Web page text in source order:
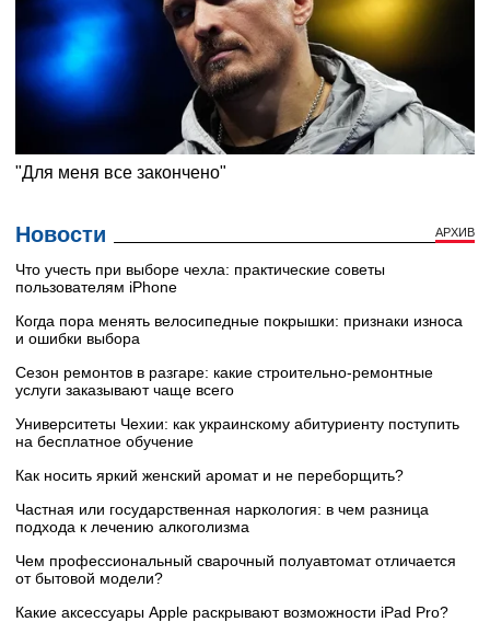
Новости АРХИВ
Что учесть при выборе чехла: практические советы
пользователям iPhone
Когда пора менять велосипедные покрышки: признаки износа
и ошибки выбора
Сезон ремонтов в разгаре: какие строительно-ремонтные
услуги заказывают чаще всего
Университеты Чехии: как украинскому абитуриенту поступить
на бесплатное обучение
Как носить яркий женский аромат и не переборщить?
Частная или государственная наркология: в чем разница
подхода к лечению алкоголизма
Чем профессиональный сварочный полуавтомат отличается
от бытовой модели?
Какие аксессуары Apple раскрывают возможности iPad Pro?